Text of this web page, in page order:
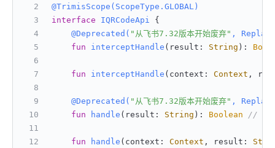
@TrimisScope(ScopeType.GLOBAL)
interface
IQRCodeApi {
@Deprecated( "从飞书7.32版本开始废弃" ,
fun
interceptHandle (result: String ) :
fun interceptHandle (context: Context ,
@Deprecated( "从飞书7.32版本开始废弃" ,
fun
handle (result: String ) : Boolean // 飞书
fun handle (context: Context , result: